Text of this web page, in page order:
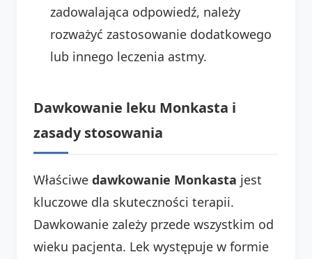
zadowalająca odpowiedź, należy
rozważyć zastosowanie dodatkowego
lub innego leczenia astmy.
Dawkowanie leku Monkasta i
zasady stosowania
Właściwe dawkowanie Monkasta jest
kluczowe dla skuteczności terapii.
Dawkowanie zależy przede wszystkim od
wieku pacjenta. Lek występuje w formie